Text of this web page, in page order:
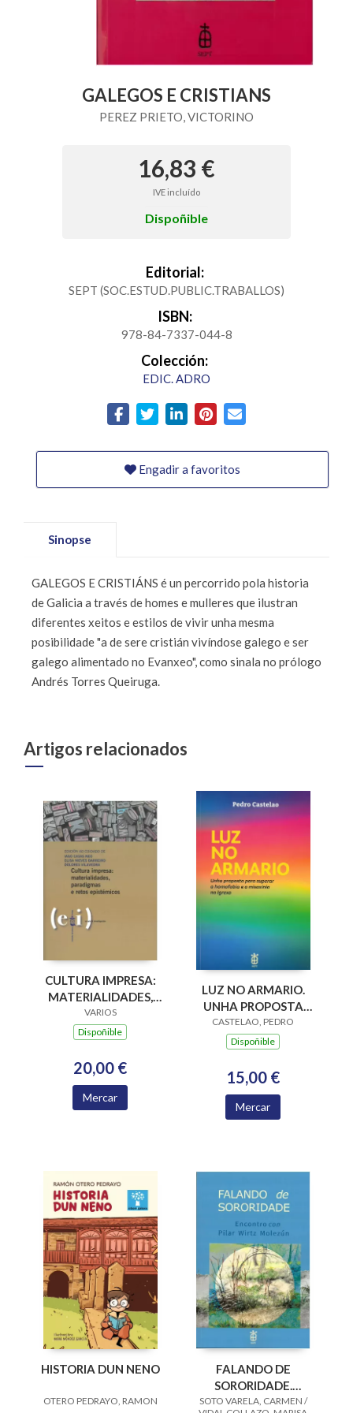
GALEGOS E CRISTIANS
PEREZ PRIETO, VICTORINO
16,83 €
IVE incluído
Dispoñible
Editorial:
SEPT (SOC.ESTUD.PUBLIC.TRABALLOS)
ISBN:
978-84-7337-044-8
Colección:
EDIC. ADRO
Engadir a favoritos
Sinopse
GALEGOS E CRISTIÁNS é un percorrido pola historia
de Galicia a través de homes e mulleres que ilustran
diferentes xeitos e estilos de vivir unha mesma
posibilidade "a de sere cristián vivíndose galego e ser
galego alimentado no Evanxeo", como sinala no prólogo
Andrés Torres Queiruga.
Artigos relacionados
CULTURA IMPRESA:
MATERIALIDADES,
PARADIGMAS E
RETOS EPISTÉMICOS
VARIOS
Dispoñible
20,00 €
Mercar
LUZ NO ARMARIO.
UNHA PROPOSTA
PARA SUPERAR A
HOMOFOBIA E A
IGREXA
CASTELAO, PEDRO
Dispoñible
15,00 €
Mercar
HISTORIA DUN NENO
OTERO PEDRAYO, RAMON
FALANDO DE
SORORIDADE.
ENCONTRO CON
SOTO VARELA, CARMEN /